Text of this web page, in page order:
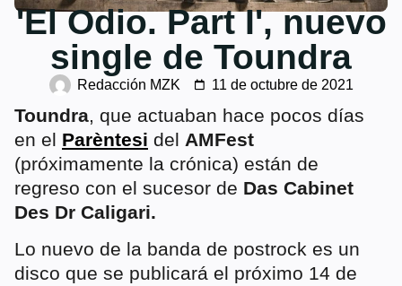
'El Odio. Part I', nuevo
single de Toundra
Redacción MZK 11 de octubre de 2021
Toundra, que actuaban hace pocos días
en el Parèntesi del AMFest
(próximamente la crónica) están de
regreso con el sucesor de Das Cabinet
Des Dr Caligari.
Lo nuevo de la banda de postrock es un
disco que se publicará el próximo 14 de